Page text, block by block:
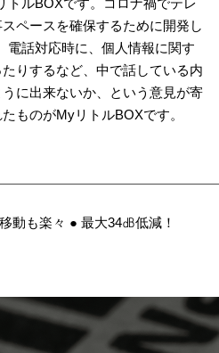
トルBOXです。コロナ禍でテレ
ペースを確保するために開発し
電話対応時に、個人情報に関す
りするなど、中で話している内
に出来ないか、という意見が寄
ものがMyリトルBOXです。
動も楽々 ● 最大34㏈低減！